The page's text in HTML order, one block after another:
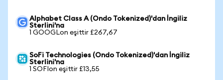
Alphabet Class A (Ondo Tokenized)'dan İngiliz
Sterlini'na
1 GOOGLon eşittir £267,67
SoFi Technologies (Ondo Tokenized)'dan İngiliz
Sterlini'na
1 SOFIon eşittir £13,55